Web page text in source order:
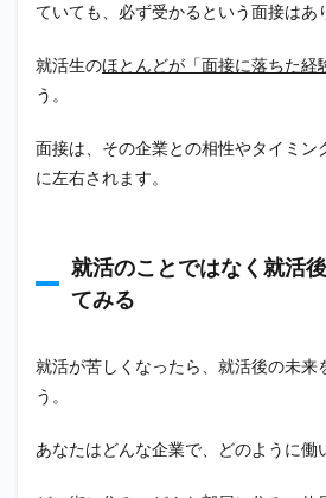
ていても、必ず受かるという面接はあ
就活生のほとんどが「面接に落ちた経
う。
面接は、その企業との相性やタイミン
に左右されます。
就活のことではなく就活
てみる
就活が苦しくなったら、就活後の未来
う。
あなたはどんな企業で、どのように働